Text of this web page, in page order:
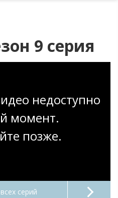
9 серия
недоступно
момент.
позже.
серий